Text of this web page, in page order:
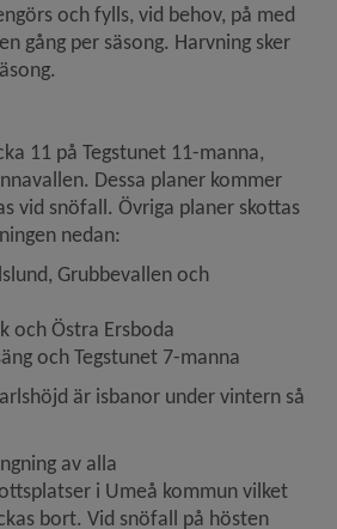
och fylls, vid behov, på med
gång per säsong. Harvning sker
11 på Tegstunet 11-manna,
Dessa planer kommer
vid snöfall. Övriga planer skottas
nedan:
Grubbevallen och
och Östra Ersboda
och Tegstunet 7-manna
är isbanor under vintern så
av alla
i Umeå kommun vilket
bort. Vid snöfall på hösten